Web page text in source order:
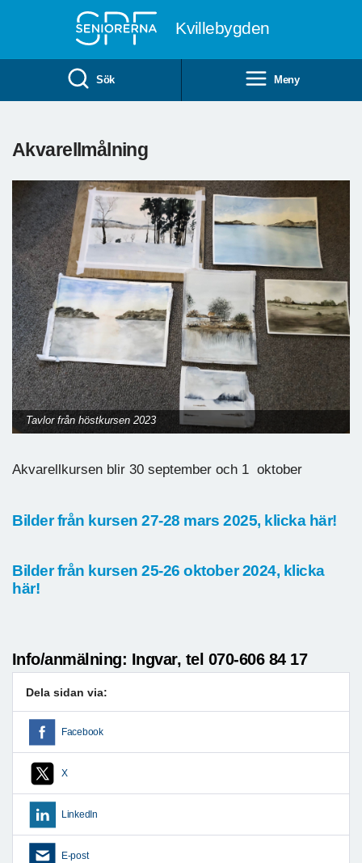
Kvillebygden
Sök Meny
Akvarellmålning
Tavlor från höstkursen 2023
Akvarellkursen blir 30 september och 1 oktober
Bilder från kursen 27-28 mars 2025, klicka här!
Bilder från kursen 25-26 oktober 2024, klicka
här!
Info/anmälning: Ingvar, tel 070-606 84 17
Dela sidan via:
Facebook
X
LinkedIn
E-post